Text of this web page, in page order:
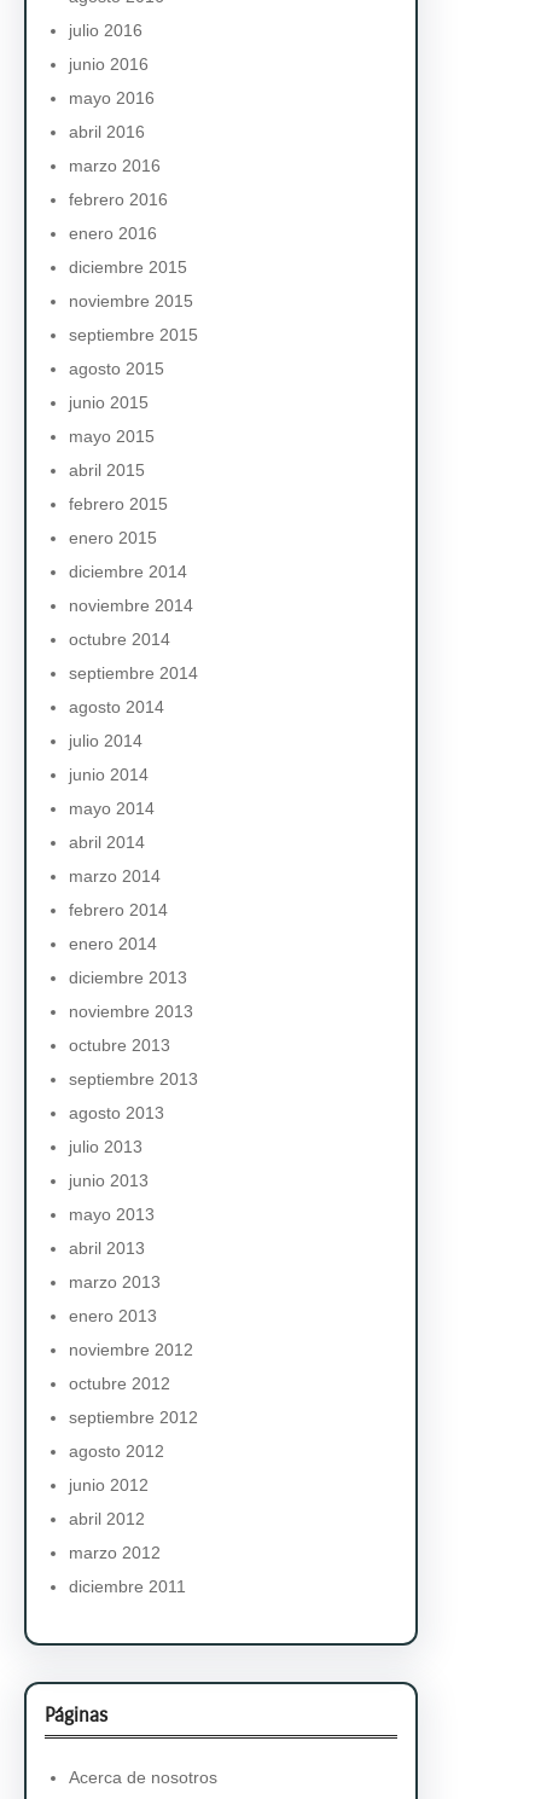
julio 2016
junio 2016
mayo 2016
abril 2016
marzo 2016
febrero 2016
enero 2016
diciembre 2015
noviembre 2015
septiembre 2015
agosto 2015
junio 2015
mayo 2015
abril 2015
febrero 2015
enero 2015
diciembre 2014
noviembre 2014
octubre 2014
septiembre 2014
agosto 2014
julio 2014
junio 2014
mayo 2014
abril 2014
marzo 2014
febrero 2014
enero 2014
diciembre 2013
noviembre 2013
octubre 2013
septiembre 2013
agosto 2013
julio 2013
junio 2013
mayo 2013
abril 2013
marzo 2013
enero 2013
noviembre 2012
octubre 2012
septiembre 2012
agosto 2012
junio 2012
abril 2012
marzo 2012
diciembre 2011
Páginas
Acerca de nosotros